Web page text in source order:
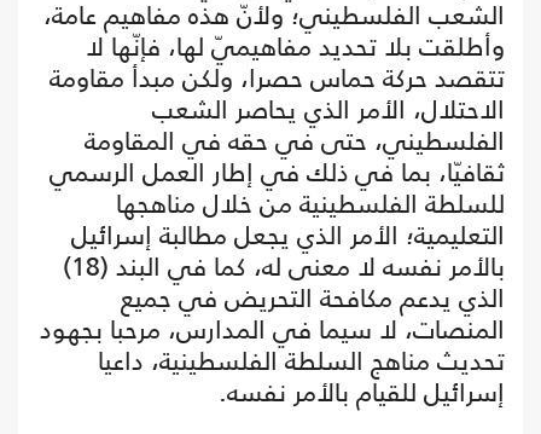
الشعب الفلسطيني؛ ولأنّ هذه مفاهيم عامة،
وأطلقت بلا تحديد مفاهيميّ لها، فإنّها لا
تتقصد حركة حماس حصرا، ولكن مبدأ مقاومة
الاحتلال، الأمر الذي يحاصر الشعب
الفلسطيني، حتى في حقه في المقاومة
ثقافيّا، بما في ذلك في إطار العمل الرسمي
للسلطة الفلسطينية من خلال مناهجها
التعليمية؛ الأمر الذي يجعل مطالبة إسرائيل
بالأمر نفسه لا معنى له، كما في البند (18)
الذي يدعم مكافحة التحريض في جميع
المنصات، لا سيما في المدارس، مرحبا بجهود
تحديث مناهج السلطة الفلسطينية، داعيا
إسرائيل للقيام بالأمر نفسه.